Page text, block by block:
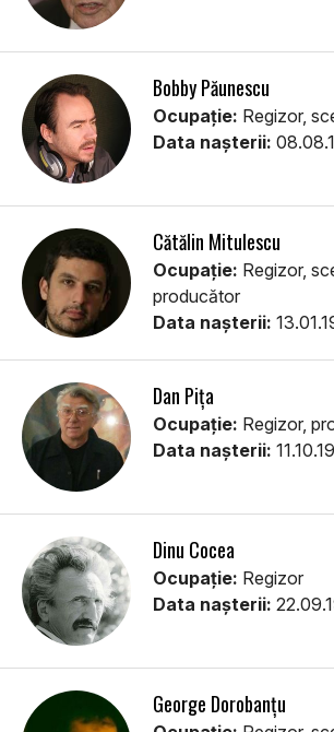
Bobby Păunescu
Ocupație: Regizor,
Data nașterii:
Cătălin Mitulescu
Ocupație: Regizor,
producător
Data nașterii:
Dan Pița
Ocupație: Regizor,
Data nașterii:
Dinu Cocea
Ocupație: Regizor
Data nașterii:
George Dorobanțu